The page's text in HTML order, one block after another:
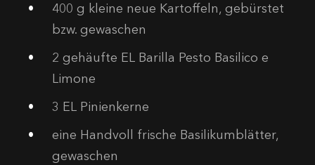
400 g kleine neue Kartoffeln, gebürstet
bzw. gewaschen
2 gehäufte EL Barilla Pesto Basilico e
Limone
3 EL Pinienkerne
eine Handvoll frische Basilikumblätter,
gewaschen